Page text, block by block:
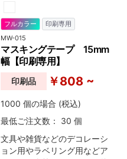
フルカラー 印刷専用
MW-015
マスキングテープ 15mm
幅【印刷専用】
印刷品 ￥808 ~
1000 個の場合 (税込)
最低ご注文数： 30 個
文具や雑貨などのデコレーシ
ョン用やラベリング用などア